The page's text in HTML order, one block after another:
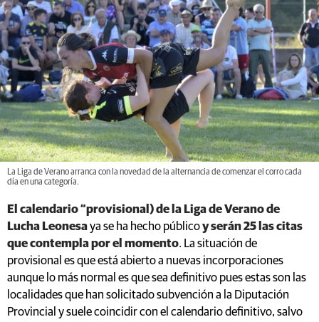
La Liga de Verano arranca con la novedad de la alternancia de comenzar el corro cada
día en una categoría.
El calendario “provisional) de la Liga de Verano de
Lucha Leonesaya se ha hecho públicoy serán 25 las citas
que contempla por el momento. La situación de
provisional es que está abierto a nuevas incorporaciones
aunque lo más normal es que sea definitivo pues estas son las
localidades que han solicitado subvención a la Diputación
Provincial y suele coincidir con el calendario definitivo, salvo